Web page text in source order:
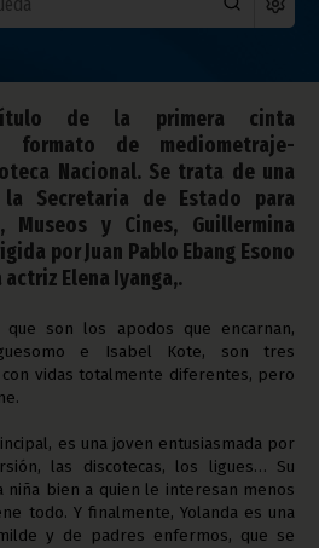
de la primera cinta
formato de mediometraje-
Nacional. Se trata de una
Secretaria de Estado para
Museos y Cines, Guillermina
por Juan Pablo Ebang Esono
Elena Iyanga,.
que son los apodos que encarnan,
e Isabel Kote, son tres
vidas totalmente diferentes, pero
es una joven entusiasmada por
las discotecas, los ligues… Su
niña bien a quien le interesan menos
todo. Y finalmente, Yolanda es una
y de padres enfermos, que se